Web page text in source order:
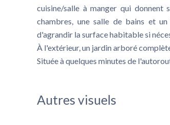
cuisine/salle à manger qui donnent
chambres, une salle de bains et
d'agrandir la surface habitable si
À l'extérieur, un jardin arboré
Située à quelques minutes de
Autres visuels